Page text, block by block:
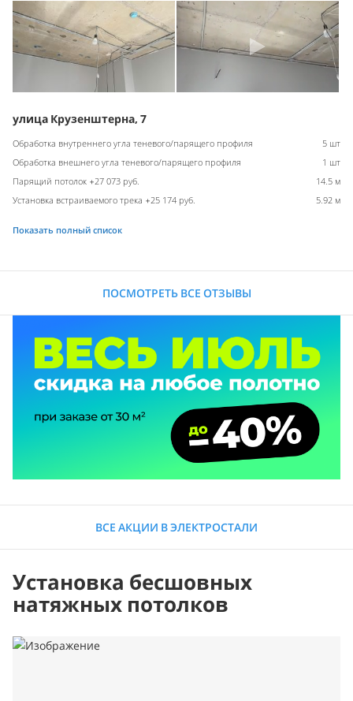
улица Крузенштерна, 7
Обработка внутреннего угла теневого/парящего профиля
5 шт
Обработка внешнего угла теневого/парящего профиля
1 шт
Парящий потолок +27 073 руб.
14.5 м
Установка встраиваемого трека +25 174 руб.
5.92 м
Показать полный список
ПОСМОТРЕТЬ ВСЕ ОТЗЫВЫ
ВСЕ АКЦИИ В ЭЛЕКТРОСТАЛИ
Установка бесшовных
натяжных потолков